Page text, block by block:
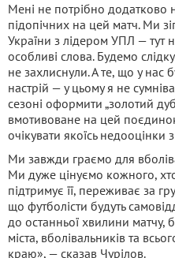
Мені не потрібно додатково
підопічних на цей матч. Ми
України з лідером УПЛ — тут
особливі слова. Будемо
не захлиснули. А те, що у
настрій — у цьому я не
сезоні оформити „золотий
вмотивоване на цей
очікувати якоїсь недооцінки
Ми завжди граємо для
Ми дуже цінуємо кожного,
підтримує її, переживає за
що футболісти будуть
до останньої хвилини матчу,
міста, вболівальників та
краю», — сказав Чурілов.